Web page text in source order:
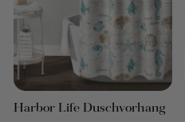
Harbor Life Duschvorhang